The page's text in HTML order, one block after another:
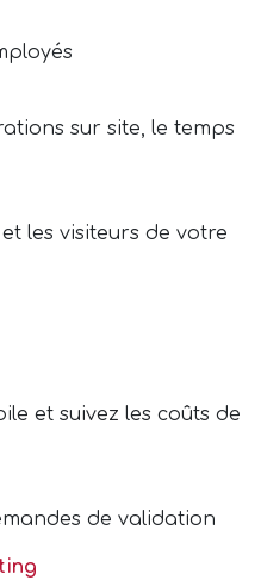
sur site, le temps
les visiteurs de votre
et suivez les coûts de
de validation